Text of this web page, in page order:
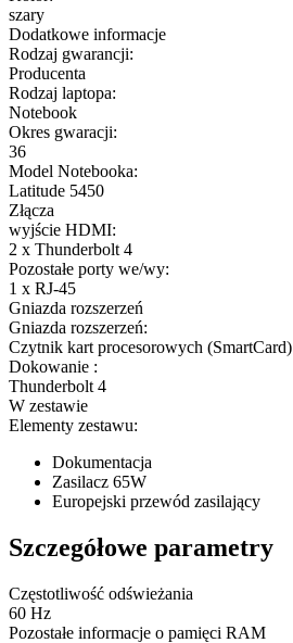
szary
Dodatkowe informacje
Rodzaj gwarancji:
Producenta
Rodzaj laptopa:
Notebook
Okres gwaracji:
36
Model Notebooka:
Latitude 5450
Złącza
wyjście HDMI:
2 x Thunderbolt 4
Pozostałe porty we/wy:
1 x RJ-45
Gniazda rozszerzeń
Gniazda rozszerzeń:
Czytnik kart procesorowych (SmartCard)
Dokowanie :
Thunderbolt 4
W zestawie
Elementy zestawu:
Dokumentacja
Zasilacz 65W
Europejski przewód zasilający
Szczegółowe parametry
Częstotliwość odświeżania
60 Hz
Pozostałe informacje o pamięci RAM